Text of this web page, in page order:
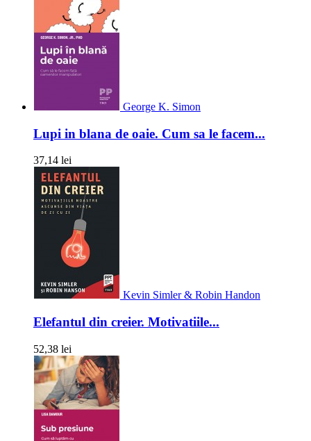
George K. Simon
Lupi in blana de oaie. Cum sa le facem...
37,14 lei
Kevin Simler & Robin Handon
Elefantul din creier. Motivatiile...
52,38 lei